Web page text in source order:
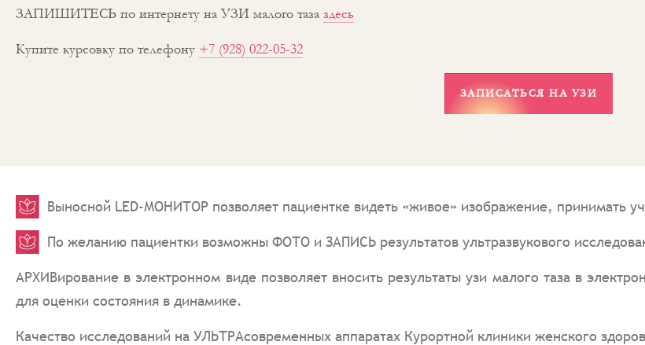
ЗАПИШИТЕСЬ по интернету на УЗИ малого таза здесь
Купите курсовку по телефону +7 (928) 022-05-32
ЗАПИСАТЬСЯ НА УЗИ
Выносной LED-МОНИТОР позволяет пациентке видеть «живое» изображение, принимать
По желанию пациентки возможны ФОТО и ЗАПИСЬ результатов ультразвукового
АРХИВирование в электронном виде позволяет вносить результаты узи малого таза в
для оценки состояния в динамике.
Качество исследований на УЛЬТРАсовременных аппаратах Курортной клиники женского